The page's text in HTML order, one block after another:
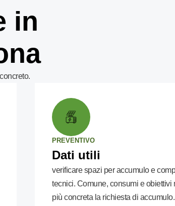
in
PREVENTIVO
Dati utili
verificare spazi per accumulo e
tecnici. Comune, consumi e obiettivi
più concreta la richiesta di accumulo.